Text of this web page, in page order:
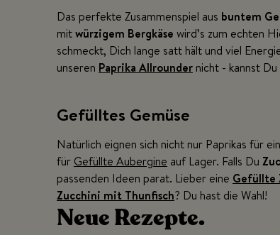
Das perfekte Zusammenspiel aus buntem
mitwürzigem Bergkäse wird’s zum echten
schmeckt, Dich lange satt hält und viel
unseren Paprika Allrounder nicht - kannst
Gefülltes Gemüse
Natürlich eignen sich nicht nur Paprikas für
für Gefüllte Aubergine auf Lager. Falls Du
passenden Ideen parat. Lieber eine Gefüllte
Zucchini mit Thunfisch? Du hast die Wahl!
NeueRezepte.